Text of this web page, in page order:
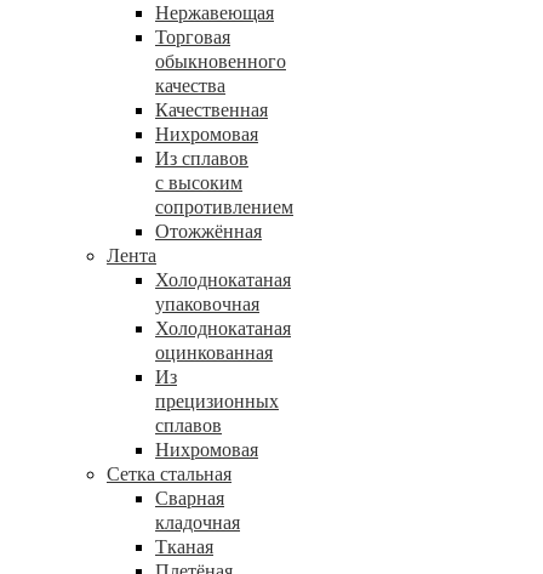
Нержавеющая
Торговая
обыкновенного
качества
Качественная
Нихромовая
Из сплавов
с высоким
сопротивлением
Отожжённая
Лента
Холоднокатаная
упаковочная
Холоднокатаная
оцинкованная
Из
прецизионных
сплавов
Нихромовая
Сетка стальная
Сварная
кладочная
Тканая